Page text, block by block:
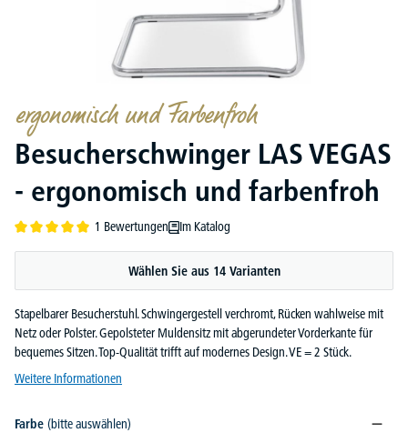
ergonomisch und Farbenfroh
Besucherschwinger LAS VEGAS
- ergonomisch und farbenfroh
1 Bewertungen Im Katalog
Wählen Sie aus 14 Varianten
Stapelbarer Besucherstuhl. Schwingergestell verchromt, Rücken wahlweise mit
Netz oder Polster. Gepolsteter Muldensitz mit abgerundeter Vorderkante für
bequemes Sitzen. Top-Qualität trifft auf modernes Design. VE = 2 Stück.
Weitere Informationen
Farbe (bitte auswählen)